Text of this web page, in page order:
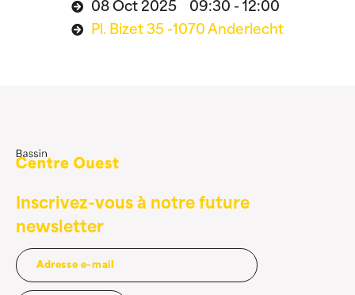
08 Oct 2025 09:30 - 12:00
Pl. Bizet 35 -1070 Anderlecht
Inscrivez-vous à notre future
newsletter